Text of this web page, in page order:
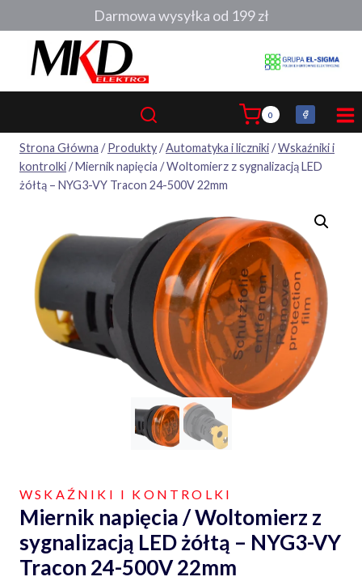
do
0
Strona Główna / Produkty/Automatyka i liczniki/Wskaźniki i
kontrolki/Miernik napięcia / Woltomierz z sygnalizacją LED
żółtą – NYG3-VY Tracon 24-500V 22mm
WSKAŹNIKI I KONTROLKI
Miernik napięcia / Woltomierz z
sygnalizacją LED żółtą – NYG3-VY
Tracon 24-500V 22mm
Darmowa wysyłka od 199 zł